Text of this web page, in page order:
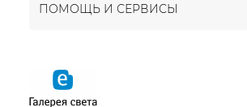
ПОМОЩЬ И СЕРВИСЫ